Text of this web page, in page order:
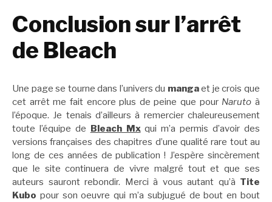
Conclusion sur l’arrêt
de Bleach
Une page se tourne dans l’univers du mangaet je crois que
cet arrêt me fait encore plus de peine que pour Naruto à
l’époque. Je tenais d’ailleurs à remercier chaleureusement
toute l’équipe de Bleach Mxqui m’a permis d’avoir des
versions françaises des chapitres d’une qualité rare tout au
long de ces années de publication ! J’espère sincèrement
que le site continuera de vivre malgré tout et que ses
auteurs sauront rebondir. Merci à vous autant qu’à Tite
Kubo pour son oeuvre qui m’a subjugué de bout en bout